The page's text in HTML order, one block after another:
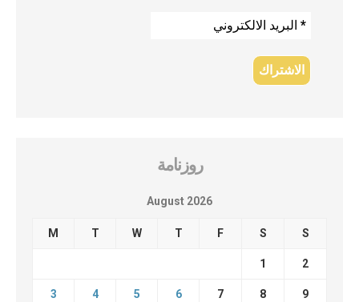
روزنامة
August 2026
M T W T F S S
1 2
3 4 5 6 7 8 9